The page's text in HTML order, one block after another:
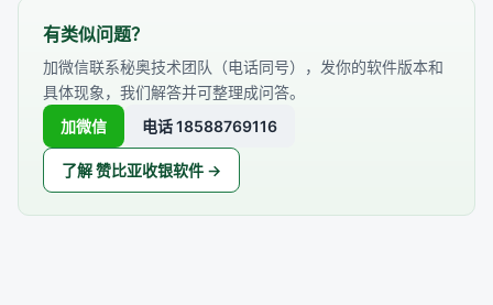
有类似问题？
加微信联系秘奥技术团队（电话同号），发你的软件版本和
具体现象，我们解答并可整理成问答。
加微信
电话 18588769116
了解 赞比亚收银软件 →